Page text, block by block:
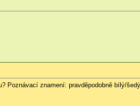
Poznávací znamení: pravděpodobně bílý/